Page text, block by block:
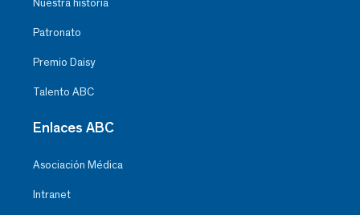
Nuestra historia
Patronato
Premio Daisy
Talento ABC
Enlaces ABC
Asociación Médica
Intranet